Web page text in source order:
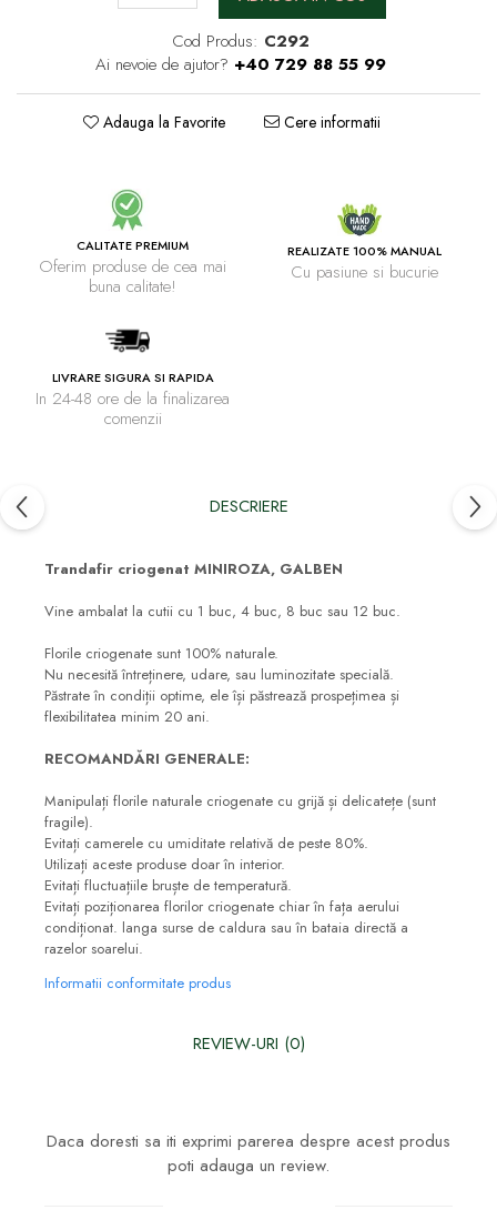
Cod Produs: C292
Ai nevoie de ajutor? +40 729 88 55 99
Adauga la Favorite Cere informatii
CALITATE PREMIUM
Oferim produse de cea mai
buna calitate!
REALIZATE 100% MANUAL
Cu pasiune si bucurie
LIVRARE SIGURA SI RAPIDA
In 24-48 ore de la finalizarea
comenzii
DESCRIERE
Trandafir criogenat MINIROZA, GALBEN
Vine ambalat la cutii cu 1 buc, 4 buc, 8 buc sau 12 buc.
Florile criogenate sunt 100% naturale.
Nu necesită întreținere, udare, sau luminozitate specială.
Păstrate în condiții optime, ele își păstrează prospețimea și
flexibilitatea minim 20 ani.
RECOMANDĂRI GENERALE:
Manipulați florile naturale criogenate cu grijă și delicatețe (sunt
fragile).
Evitați camerele cu umiditate relativă de peste 80%.
Utilizați aceste produse doar în interior.
Evitați fluctuațiile bruște de temperatură.
Evitați poziționarea florilor criogenate chiar în fața aerului
condiționat. langa surse de caldura sau în bataia directă a
razelor soarelui.
Informatii conformitate produs
REVIEW-URI (0)
Daca doresti sa iti exprimi parerea despre acest produs
poti adauga un review.